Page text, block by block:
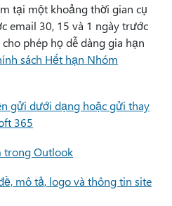
tại một khoảng thời gian cụ
email 30, 15 và 1 ngày trước
phép họ dễ dàng gia hạn
sách Hết hạn Nhóm
gửi dưới dạng hoặc gửi thay
365
trong Outlook
mô tả, logo và thông tin site